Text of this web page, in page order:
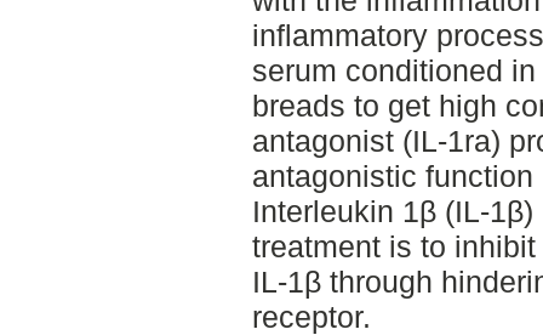
inflammatory
serum conditioned
breads to get high
antagonist (IL-1ra)
antagonistic
Interleukin 1β (IL-
treatment is to
IL-1β through
receptor.